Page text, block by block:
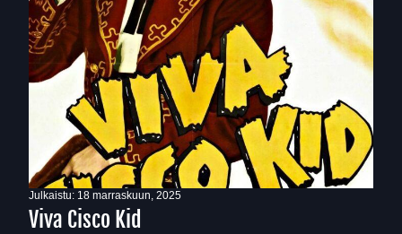
Julkaistu: 18 marraskuun, 2025
Viva Cisco Kid